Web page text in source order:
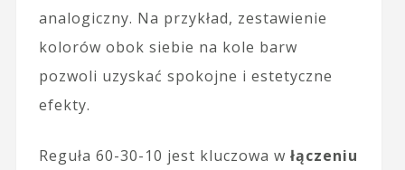
analogiczny. Na przykład, zestawienie
kolorów obok siebie na kole barw
pozwoli uzyskać spokojne i estetyczne
efekty.
Reguła 60-30-10 jest kluczowa w łączeniu